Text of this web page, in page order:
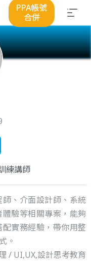
PPA帳號
合併
練講師
、介面設計師、系統
驗等相關專案，能夠
實務經驗，帶你用整
。
/ UI,UX,設計思考教育